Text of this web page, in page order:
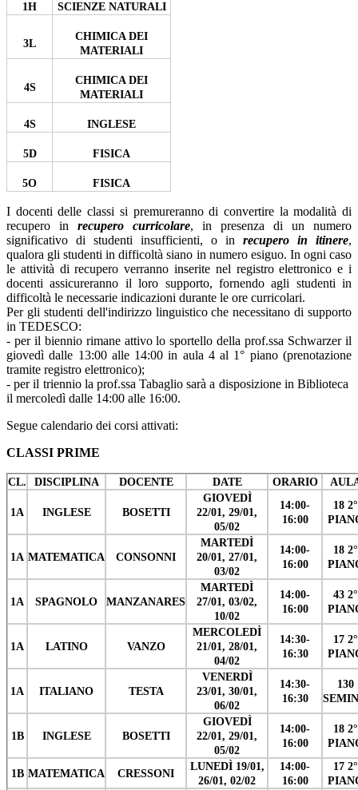
1H SCIENZE NATURALI
3L
CHIMICA DEI
MATERIALI
4S
CHIMICA DEI
MATERIALI
4S INGLESE
5D FISICA
5O FISICA
I docenti delle classi si premureranno di convertire la modalità di
recupero in recupero curricolare, in presenza di un numero
significativo di studenti insufficienti, o in recupero in itinere,
qualora gli studenti in difficoltà siano in numero esiguo. In ogni caso
le attività di recupero verranno inserite nel registro elettronico e i
docenti assicureranno il loro supporto, fornendo agli studenti in
difficoltà le necessarie indicazioni durante le ore curricolari.
Per gli studenti dell'indirizzo linguistico che necessitano di supporto
in TEDESCO:
- per il biennio rimane attivo lo sportello della prof.ssa Schwarzer il
giovedì dalle 13:00 alle 14:00 in aula 4 al 1° piano (prenotazione
tramite registro elettronico);
- per il triennio la prof.ssa Tabaglio sarà a disposizione in Biblioteca
il mercoledì dalle 14:00 alle 16:00.
Segue calendario dei corsi attivati:
CLASSI PRIME
CL. DISCIPLINA DOCENTE DATE ORARIO
1A INGLESE BOSETTI
GIOVEDÌ
22/01, 29/01,
05/02
14:00-
16:00
18 2°
1A MATEMATICA CONSONNI
MARTEDÌ
20/01, 27/01,
03/02
14:00-
16:00
18 2°
1A SPAGNOLO MANZANARES
MARTEDÌ
27/01, 03/02,
10/02
14:00-
16:00
43 2°
1A LATINO VANZO
MERCOLEDÌ
21/01, 28/01,
04/02
14:30-
16:30
17 2°
1A ITALIANO TESTA
VENERDÌ
23/01, 30/01,
06/02
14:30-
16:30
130
1B INGLESE BOSETTI
GIOVEDÌ
22/01, 29/01,
05/02
14:00-
16:00
18 2°
1B MATEMATICA CRESSONI
LUNEDÌ 19/01,
26/01, 02/02
14:00-
16:00
17 2°